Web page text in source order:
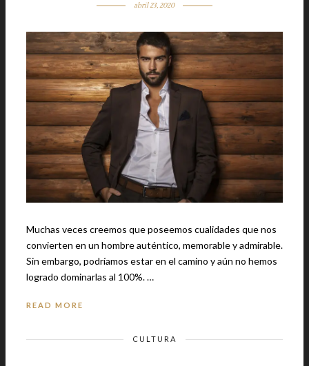
abril 23, 2020
Muchas veces creemos que poseemos cualidades que nos
convierten en un hombre auténtico, memorable y admirable.
Sin embargo, podríamos estar en el camino y aún no hemos
logrado dominarlas al 100%. …
READ MORE
CULTURA